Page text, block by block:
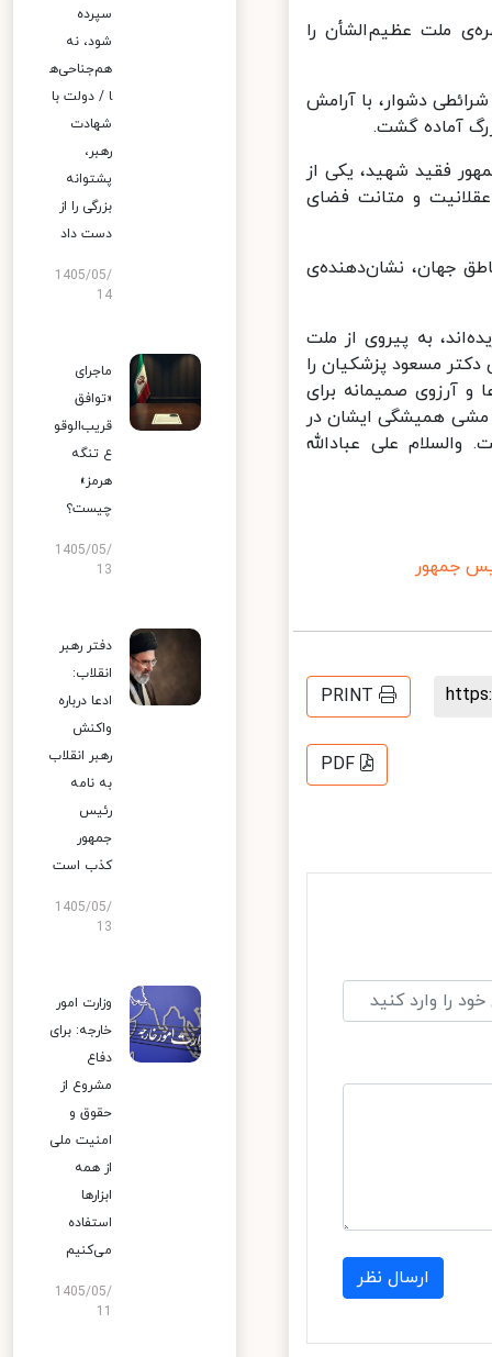
ملت عظیم‌الشأن را
دشوار، با آرامش
آماده گشت.
فقید شهید، یکی از
و متانت فضای
جهان، نشان‌دهنده‌ی
به پیروی از ملت
مسعود پزشکیان را
آرزوی صمیمانه برای
مشی همیشگی ایشان در
علی عبادالله
جمهور
PRINT
PDF
ارسال نظر
سپرده
شود، نه
هم‌جناحی‌ه
ا / دولت با
شهادت
رهبر،
پشتوانه
بزرگی را از
دست داد
1405/05/
14
ماجرای
«توافق
قریب‌الوقو
ع تنگه
هرمز»
چیست؟
1405/05/
13
دفتر رهبر
انقلاب:
ادعا درباره
واکنش
رهبر انقلاب
به نامه
رئیس
جمهور
کذب است
1405/05/
13
وزارت امور
خارجه: برای
دفاع
مشروع از
حقوق و
امنیت ملی
از همه
ابزارها
استفاده
می‌کنیم
1405/05/